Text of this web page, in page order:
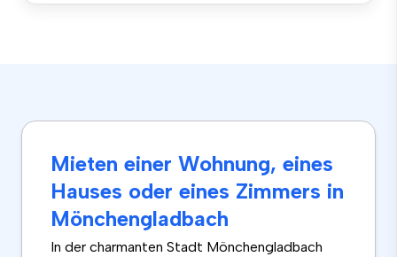
Mieten einer Wohnung, eines
Hauses oder eines Zimmers in
Mönchengladbach
In der charmanten Stadt Mönchengladbach